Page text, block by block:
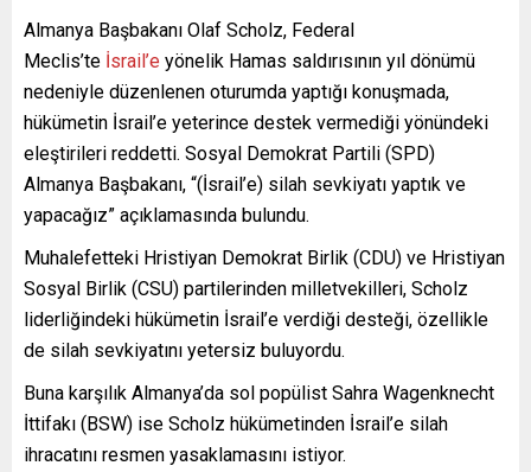
Almanya Başbakanı Olaf Scholz, Federal
Meclis’te İsrail’e yönelik Hamas saldırısının yıl dönümü
nedeniyle düzenlenen oturumda yaptığı konuşmada,
hükümetin İsrail’e yeterince destek vermediği yönündeki
eleştirileri reddetti. Sosyal Demokrat Partili (SPD)
Almanya Başbakanı, “(İsrail’e) silah sevkiyatı yaptık ve
yapacağız” açıklamasında bulundu.
Muhalefetteki Hristiyan Demokrat Birlik (CDU) ve Hristiyan
Sosyal Birlik (CSU) partilerinden milletvekilleri, Scholz
liderliğindeki hükümetin İsrail’e verdiği desteği, özellikle
de silah sevkiyatını yetersiz buluyordu.
Buna karşılık Almanya’da sol popülist Sahra Wagenknecht
İttifakı (BSW) ise Scholz hükümetinden İsrail’e silah
ihracatını resmen yasaklamasını istiyor.